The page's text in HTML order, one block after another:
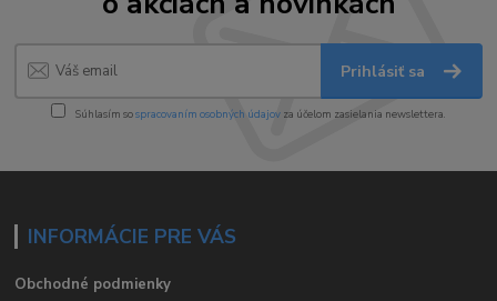
Prihlásiť sa
Súhlasím sospracovaním osobných údajov za účelom zasielania newslettera.
INFORMÁCIE PRE VÁS
Obchodné podmienky